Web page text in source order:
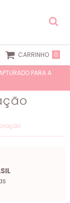
CARRINHO 0
PARA A